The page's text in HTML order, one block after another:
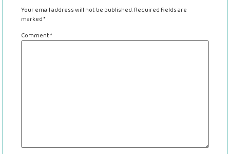
Your email address will not be published. Required fields are
marked*
Comment*